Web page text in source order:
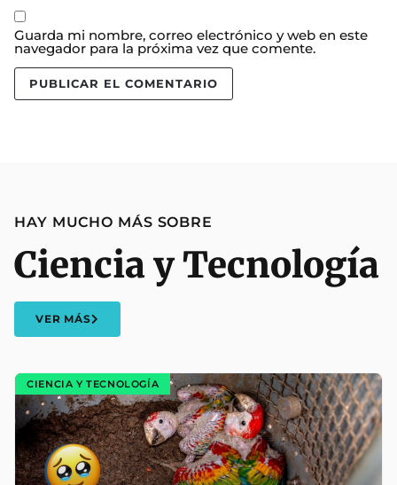
Guarda mi nombre, correo electrónico y web en este
navegador para la próxima vez que comente.
HAY MUCHO MÁS SOBRE
Ciencia y Tecnología
VER MÁS
CIENCIA Y TECNOLOGÍA